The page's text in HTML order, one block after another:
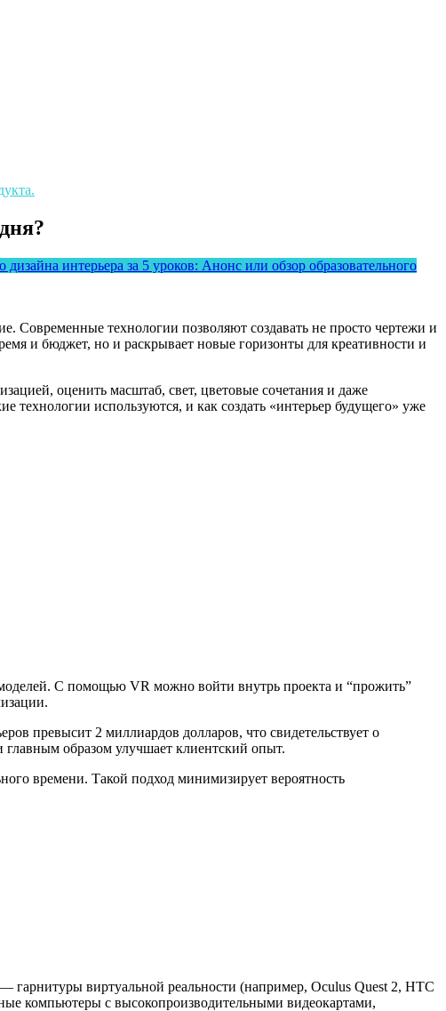
интерьера за 5 уроков: Анонс или обзор образовательного
Современные технологии позволяют создавать не просто чертежи и
и бюджет, но и раскрывает новые горизонты для креативности и
оценить масштаб, свет, цветовые сочетания и даже
технологии используются, и как создать «интерьер будущего» уже
С помощью VR можно войти внутрь проекта и “прожить”
превысит 2 миллиардов долларов, что свидетельствует о
главным образом улучшает клиентский опыт.
времени. Такой подход минимизирует вероятность
виртуальной реальности (например, Oculus Quest 2, HTC
компьютеры с высокопроизводительными видеокартами,